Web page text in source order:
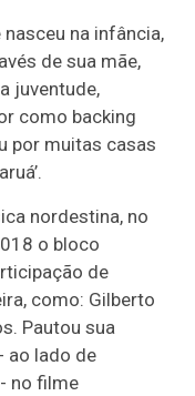
na infância,
de sua mãe,
juventude,
como backing
por muitas casas
nordestina, no
o bloco
de
como: Gilberto
Pautou sua
ao lado de
no filme